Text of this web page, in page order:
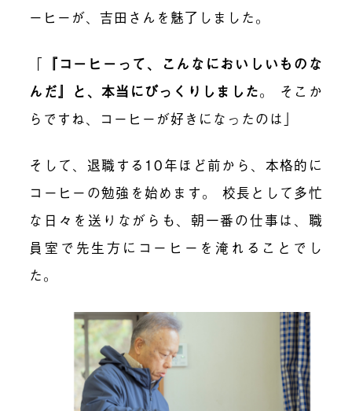
ーヒーが、吉田さんを魅了しました。
「 『コーヒーって、こんなにおいしいものな
んだ』と、本当にびっくりしました。
そこか
らですね、コーヒーが好きになったのは」
そして、退職する10年ほど前から、本格的に
コーヒーの勉強を始めます。 校長として多忙
な日々を送りながらも、朝一番の仕事は、職
員室で先生方にコーヒーを淹れることでし
た。